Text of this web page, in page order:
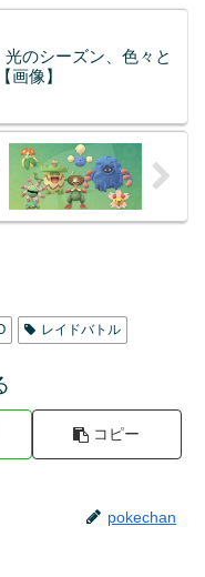
光のシーズン、色々と
画像】
レイドバトル
コピー
pokechan